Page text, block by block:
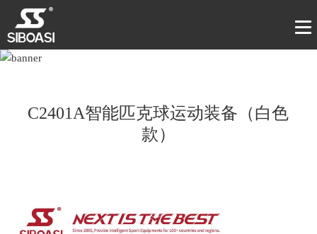
C2401A智能匹克球运动装备（白色
款）